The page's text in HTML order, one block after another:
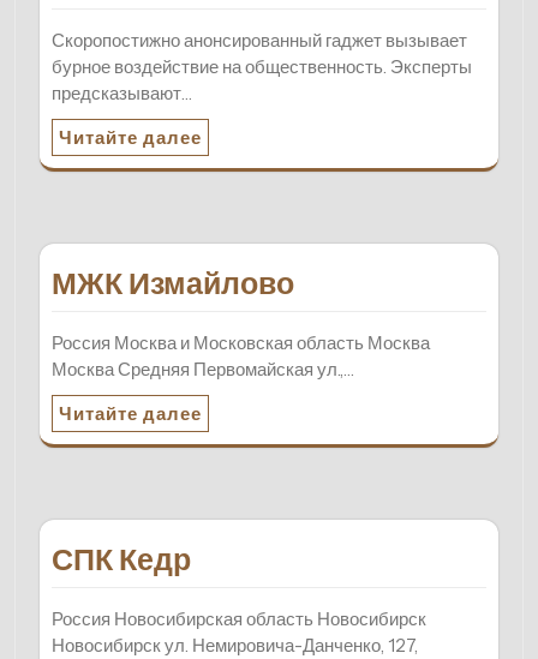
Скоропостижно анонсированный гаджет вызывает
бурное воздействие на общественность. Эксперты
предсказывают…
Читайте далее
МЖК Измайлово
Россия Москва и Московская область Москва
Москва Средняя Первомайская ул.,…
Читайте далее
СПК Кедр
Россия Новосибирская область Новосибирск
Новосибирск ул. Немировича-Данченко, 127,